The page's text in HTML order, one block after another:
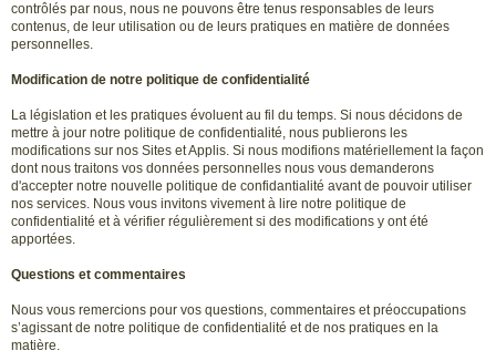
contrôlés par nous, nous ne pouvons être tenus responsables de leurs
contenus, de leur utilisation ou de leurs pratiques en matière de données
personnelles.
Modification de notre politique de confidentialité
La législation et les pratiques évoluent au fil du temps. Si nous décidons de
mettre à jour notre politique de confidentialité, nous publierons les
modifications sur nos Sites et Applis. Si nous modifions matériellement la façon
dont nous traitons vos données personnelles nous vous demanderons
d'accepter notre nouvelle politique de confidantialité avant de pouvoir utiliser
nos services. Nous vous invitons vivement à lire notre politique de
confidentialité et à vérifier régulièrement si des modifications y ont été
apportées.
Questions et commentaires
Nous vous remercions pour vos questions, commentaires et préoccupations
s’agissant de notre politique de confidentialité et de nos pratiques en la
matière.